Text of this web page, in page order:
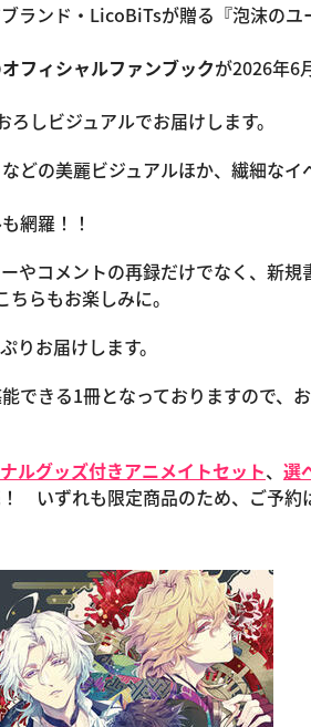
ランド・LicoBiTsが贈る『泡沫のユ
オフィシャルファンブックが2026年6
しビジュアルでお届けします。
どの美麗ビジュアルほか、繊細なイ
網羅！！
やコメントの再録だけでなく、新規
らもお楽しみに。
りお届けします。
できる1冊となっておりますので、
ルグッズ付きアニメイトセット、 選
いずれも限定商品のため、ご予約